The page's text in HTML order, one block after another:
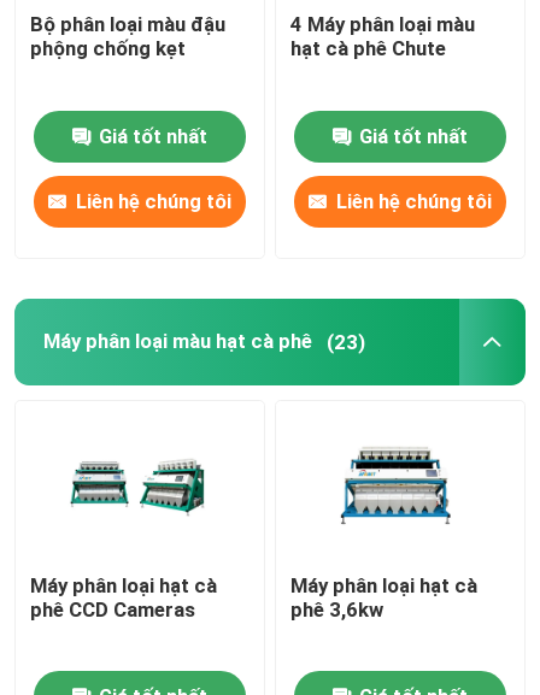
Bộ phân loại màu đậu
phộng chống kẹt
Giá tốt nhất
Liên hệ chúng tôi
4 Máy phân loại màu
hạt cà phê Chute
Giá tốt nhất
Liên hệ chúng tôi
Máy phân loại màu hạt cà phê (23)
Máy phân loại hạt cà
phê CCD Cameras
Máy phân loại hạt cà
phê 3,6kw